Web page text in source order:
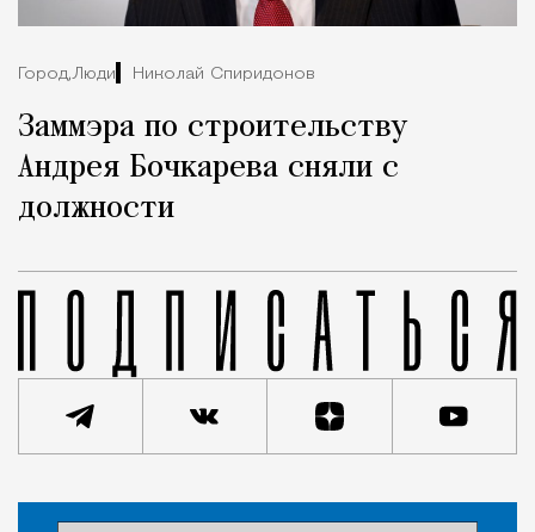
Город,Люди Николай Спиридонов
Заммэра по строительству
Андрея Бочкарева сняли с
должности